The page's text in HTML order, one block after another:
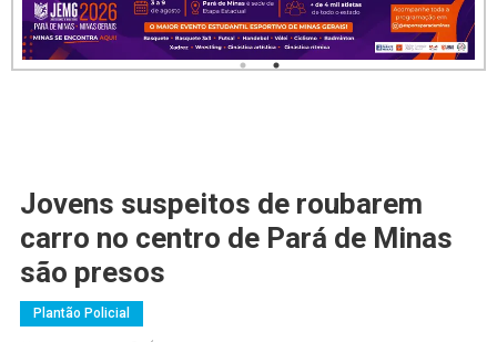
Jovens suspeitos de roubarem
carro no centro de Pará de Minas
são presos
Plantão Policial